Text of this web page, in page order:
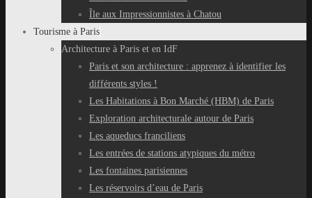
Île aux Impressionnistes à Chatou
Tourisme à Paris
Architecture à Paris et en IdF
Paris et son architecture : apprenez à identifier les
différents styles !
Les Habitations à Bon Marché (HBM) de Paris
Exploration architecturale autour de Paris
Les aqueducs franciliens
Les entrées de stations atypiques du métro
Les fontaines parisiennes
Les réservoirs d’eau de Paris